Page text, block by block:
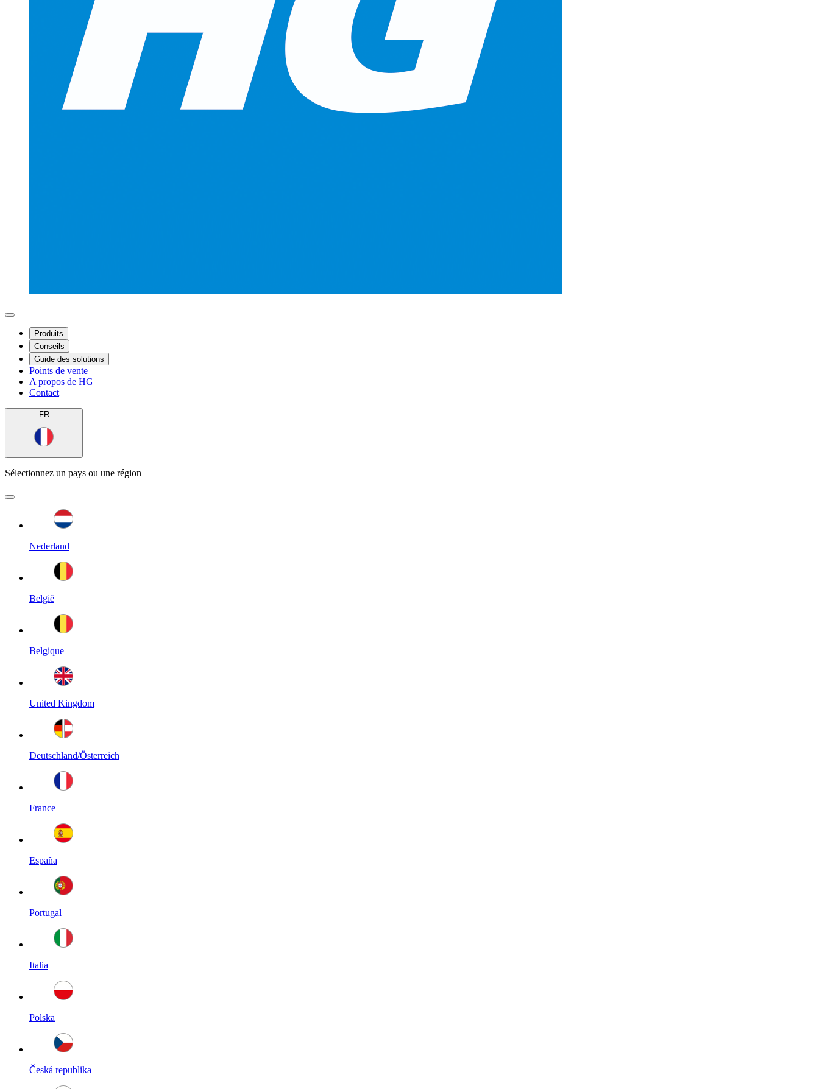
Produits
Conseils
Guide des solutions
Points de vente
A propos de HG
Contact
FR
Sélectionnez un pays ou une région
Nederland
België
Belgique
United Kingdom
Deutschland/Österreich
France
España
Portugal
Italia
Polska
Česká republika